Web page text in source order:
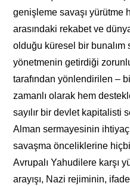
genişleme savaşı yürütme
arasındaki rekabet ve
olduğu küresel bir bunalım
yönetmenin getirdiği
tarafından yönlendirilen –
zamanlı olarak hem
sayılır bir devlet kapitalisti
Alman sermayesinin
savaşma önceliklerine
Avrupalı ​​Yahudilere karşı
arayışı, Nazi rejiminin,